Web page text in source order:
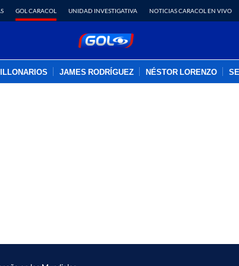
GOL CARACOL UNIDAD INVESTIGATIVA NOTICIAS CARACOL EN VIVO
JAMES RODRÍGUEZ NÉSTOR LORENZO